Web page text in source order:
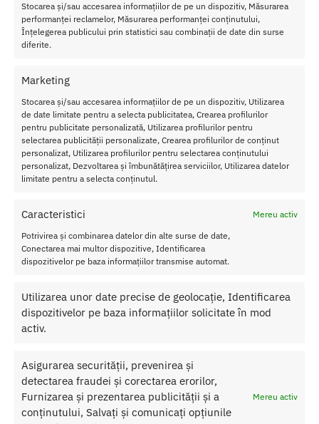
Stocarea și/sau accesarea informațiilor de pe un dispozitiv, Măsurarea
performanței reclamelor, Măsurarea performanței conținutului,
Înțelegerea publicului prin statistici sau combinații de date din surse
diferite.
Marketing
Stocarea și/sau accesarea informațiilor de pe un dispozitiv, Utilizarea
de date limitate pentru a selecta publicitatea, Crearea profilurilor
pentru publicitate personalizată, Utilizarea profilurilor pentru
selectarea publicității personalizate, Crearea profilurilor de conținut
personalizat, Utilizarea profilurilor pentru selectarea conținutului
personalizat, Dezvoltarea și îmbunătățirea serviciilor, Utilizarea datelor
limitate pentru a selecta conținutul.
Caracteristici
Mereu activ
Potrivirea și combinarea datelor din alte surse de date,
Conectarea mai multor dispozitive, Identificarea
dispozitivelor pe baza informațiilor transmise automat.
Utilizarea unor date precise de geolocație, Identificarea
dispozitivelor pe baza informațiilor solicitate în mod
activ.
Asigurarea securității, prevenirea și
detectarea fraudei și corectarea erorilor,
Furnizarea și prezentarea publicității și a
conținutului, Salvați și comunicați opțiunile
Mereu activ
MASTURBATOARE
BILE SEXSHOP
PREZERVATIVE
LUBRIFIANTI
STIMULENTE
PARFUM CU FEROMONI
ULEI MASAJ EROTIC
COSMETICE SI IGIENA
LENJERIE FEMEI
LENJERIE COMESTIBILA
Transport Gratuit
Pentru toate comenziile de peste 250 lei
Retur Gratis in 21 zile
Sex Shop Romania
Comanda online de oriunde ai fi si primesti comanda a 2-a zi.
Discretie Maxima